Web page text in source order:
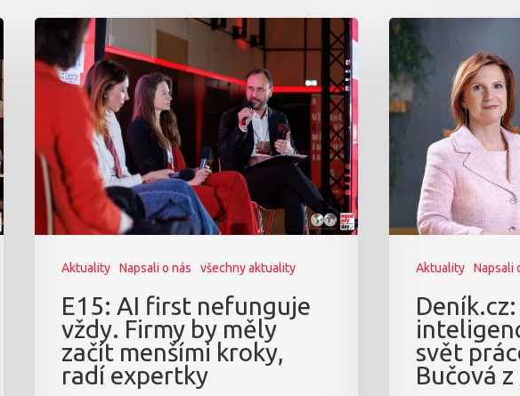
Aktuality Napsali o nás všechny aktuality
E15: AI first nefunguje
vždy. Firmy by měly
začít menšími kroky,
radí expertky
Aktuality Napsali
svět
Bučová z